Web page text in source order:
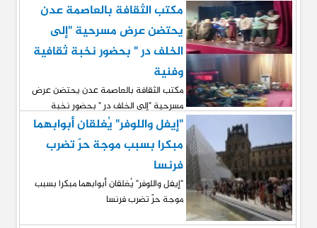
مكتب الثقافة بالعاصمة عدن
يحتضن عرض مسرحية "إلى
الخلف در " بحضور نخبة ثقافية
وفنية
مكتب الثقافة بالعاصمة عدن يحتضن عرض
مسرحية "إلى الخلف در " بحضور نخبة
ثقافية وفنية
"إيفل واللوفر" يُغلقان أبوابهما
مبكرا بسبب موجة حرّ تضرب
فرنسا
"إيفل واللوفر" يُغلقان أبوابهما مبكرا بسبب
موجة حرّ تضرب فرنسا